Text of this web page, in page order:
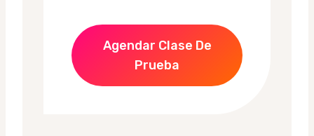
Agendar Clase De
Prueba